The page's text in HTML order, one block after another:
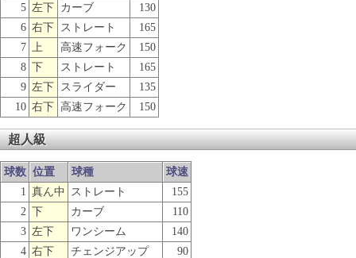
5 左下 カーブ
130
6 右下 ストレート
165
7
上 高速フォーク
150
8 下 ストレート
165
9 左下 スライダー
135
10 右下 高速フォーク 150
超人級
球数 位置 球種
球速
1
真ん中 ストレート
155
2 下 カーブ
110
3 左下 ワンシーム
140
4 右下 チェンジアップ
90